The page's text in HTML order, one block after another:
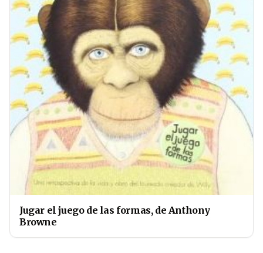
Jugar el juego de las formas, de Anthony
Browne